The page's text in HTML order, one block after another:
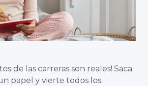
de las carreras son reales! Saca
papel y vierte todos los